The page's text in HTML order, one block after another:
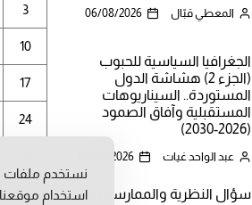
المعطي قبّال 06/08/2026
الجغرافيا السياسية للحبوب
(الجزء 2) هشاشة الدول
المستوردة.. السيناريوهات
المستقبلية وآفاق الصمود
(2026-2030)
عبد الواحد غيات 05/08/2026
سؤال النظرية والممارسة أمام
3
10
17
24
نستخدم ملفات
استخدام